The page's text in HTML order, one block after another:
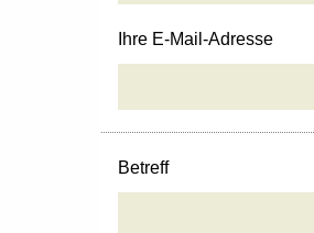
Ihre E-Mail-Adresse
Betreff